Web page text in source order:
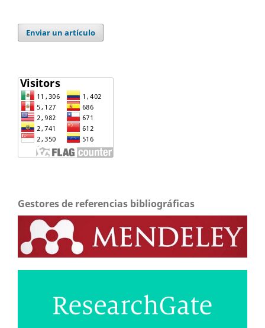
Enviar un artículo
Gestores de referencias bibliográficas